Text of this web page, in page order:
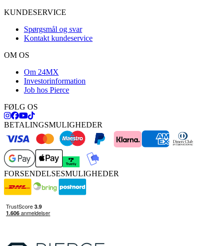
KUNDESERVICE
Spørgsmål og svar
Kontakt kundeservice
OM OS
Om 24MX
Investorinformation
Job hos Pierce
FØLG OS
BETALINGSMULIGHEDER
FORSENDELSESMULIGHEDER